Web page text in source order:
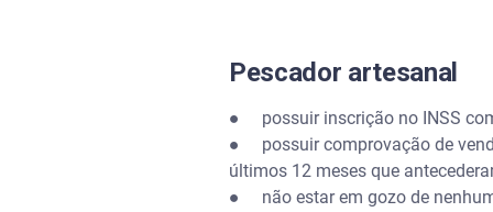
Pescador artesanal
● possuir inscrição no INSS
● possuir comprovação de
últimos 12 meses que
● não estar em gozo de